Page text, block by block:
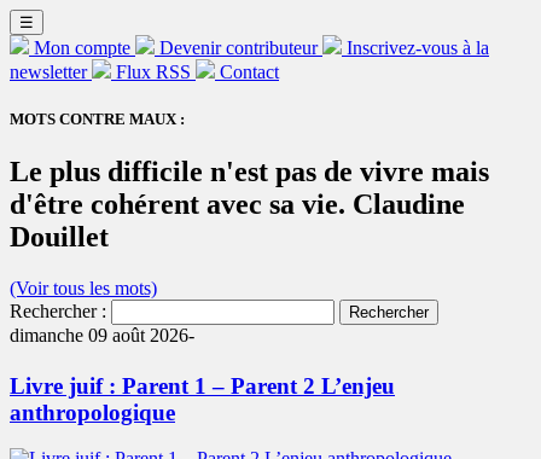
☰
Mon compte Devenir contributeur
Inscrivez-vous à la
newsletter
Flux RSS Contact
MOTS CONTRE MAUX :
Le plus difficile n'est pas de vivre mais
d'être cohérent avec sa vie. Claudine
Douillet
(Voir tous les mots)
Rechercher :
dimanche 09 août 2026-
Livre juif : Parent 1 – Parent 2 L’enjeu
anthropologique